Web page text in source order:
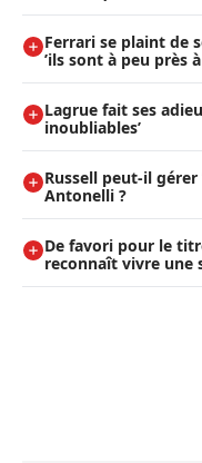
Ferrari se plaint de
’ils sont à peu près
Lagrue fait ses
inoubliables’
Russell peut-il gérer
Antonelli ?
De favori pour le
reconnaît vivre une